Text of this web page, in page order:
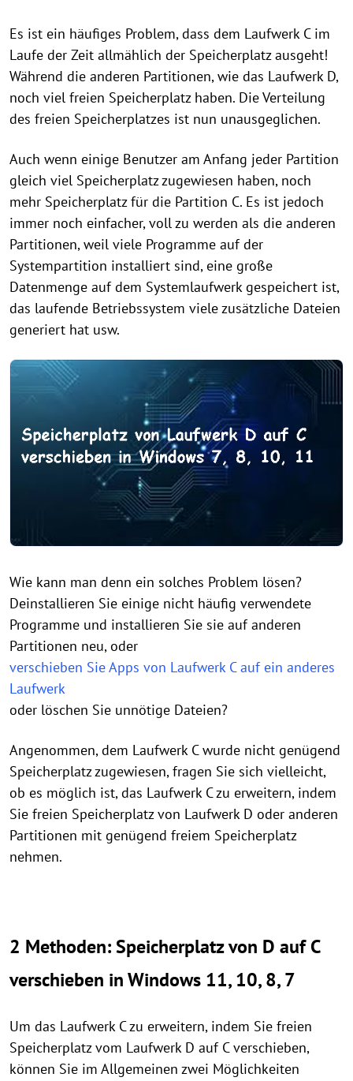
Es ist ein häufiges Problem, dass dem Laufwerk C im
Laufe der Zeit allmählich der Speicherplatz ausgeht!
Während die anderen Partitionen, wie das Laufwerk D,
noch viel freien Speicherplatz haben. Die Verteilung
des freien Speicherplatzes ist nun unausgeglichen.
Auch wenn einige Benutzer am Anfang jeder Partition
gleich viel Speicherplatz zugewiesen haben, noch
mehr Speicherplatz für die Partition C. Es ist jedoch
immer noch einfacher, voll zu werden als die anderen
Partitionen, weil viele Programme auf der
Systempartition installiert sind, eine große
Datenmenge auf dem Systemlaufwerk gespeichert ist,
das laufende Betriebssystem viele zusätzliche Dateien
generiert hat usw.
Wie kann man denn ein solches Problem lösen?
Deinstallieren Sie einige nicht häufig verwendete
Programme und installieren Sie sie auf anderen
Partitionen neu, oder
verschieben Sie Apps von Laufwerk C auf ein anderes
Laufwerk
oder löschen Sie unnötige Dateien?
Angenommen, dem Laufwerk C wurde nicht genügend
Speicherplatz zugewiesen, fragen Sie sich vielleicht,
ob es möglich ist, das Laufwerk C zu erweitern, indem
Sie freien Speicherplatz von Laufwerk D oder anderen
Partitionen mit genügend freiem Speicherplatz
nehmen.
2 Methoden: Speicherplatz von D auf C
verschieben in Windows 11, 10, 8, 7
Um das Laufwerk C zu erweitern, indem Sie freien
Speicherplatz vom Laufwerk D auf C verschieben,
können Sie im Allgemeinen zwei Möglichkeiten